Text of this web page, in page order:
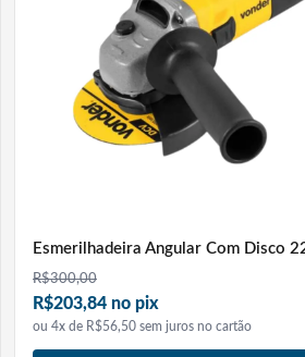
Esmerilhadeira Angular Com Disco
R$300,00
R$203,84 no pix
ou 4x de R$56,50 sem juros no cartão